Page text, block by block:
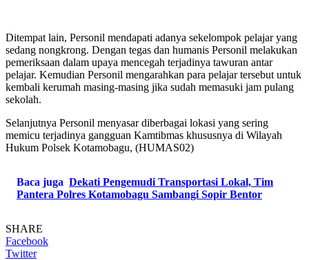
Ditempat lain, Personil mendapati adanya sekelompok pelajar yang
sedang nongkrong. Dengan tegas dan humanis Personil melakukan
pemeriksaan dalam upaya mencegah terjadinya tawuran antar
pelajar. Kemudian Personil mengarahkan para pelajar tersebut untuk
kembali kerumah masing-masing jika sudah memasuki jam pulang
sekolah.
Selanjutnya Personil menyasar diberbagai lokasi yang sering
memicu terjadinya gangguan Kamtibmas khususnya di Wilayah
Hukum Polsek Kotamobagu, (HUMAS02)
Baca juga Dekati Pengemudi Transportasi Lokal, Tim
Pantera Polres Kotamobagu Sambangi Sopir Bentor
SHARE
Facebook
Twitter